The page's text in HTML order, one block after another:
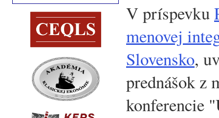
V príspevku
menovej
Slovensko,
prednášok z
konferencie